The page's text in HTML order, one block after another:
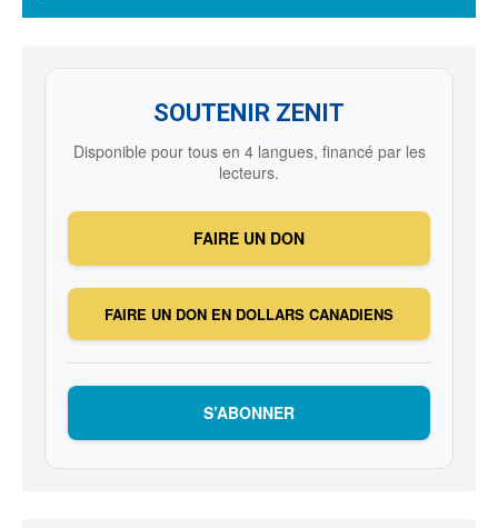
SOUTENIR ZENIT
Disponible pour tous en 4 langues, financé par les
lecteurs.
FAIRE UN DON
FAIRE UN DON EN DOLLARS CANADIENS
S’ABONNER